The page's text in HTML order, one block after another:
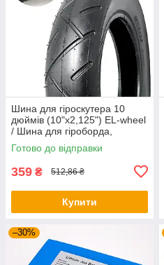
Шина для гіроскутера 10
дюймів (10"х2,125") EL-wheel
/ Шина для гіроборда,
гіроскутера
Готово до відправки
359 ₴ 512,86 ₴
Купити
–30%